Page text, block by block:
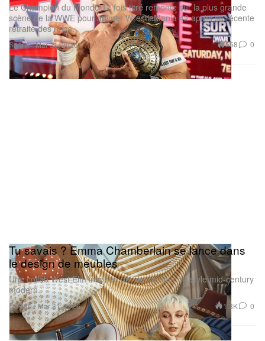
Sports
Le Champion du Monde 17 fois titré remonte sur la plus grande
scène de la WWE pour animer WrestleMania 42 après sa récente
retraite des rings.
Mar 31, 2026 558 0
Design
Tu savais ? Emma Chamberlain se lance dans
le design de meubles
Une collab West Elm inspirée par son amour du style mid-century
modern.
Mar 31, 2026 1.3K 0